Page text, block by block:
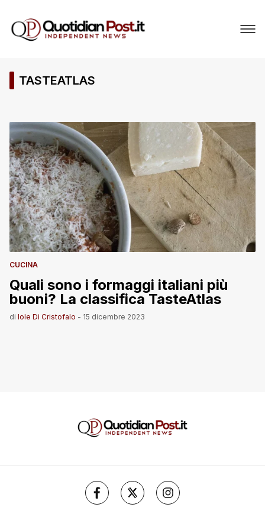
TASTEATLAS
CUCINA
Quali sono i formaggi italiani più
buoni? La classifica TasteAtlas
di Iole Di Cristofalo - 15 dicembre 2023